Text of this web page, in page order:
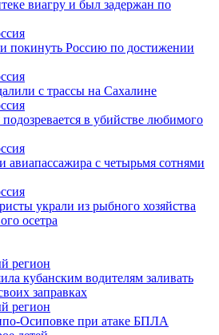
виагру и был задержан по
покинуть Россию по достижении
с трассы на Сахалине
в убийстве любимого
авиапассажира с четырьмя сотнями
украли из рыбного хозяйства
осетра
кубанским водителям заливать
заправках
Осиповке при атаке БПЛА